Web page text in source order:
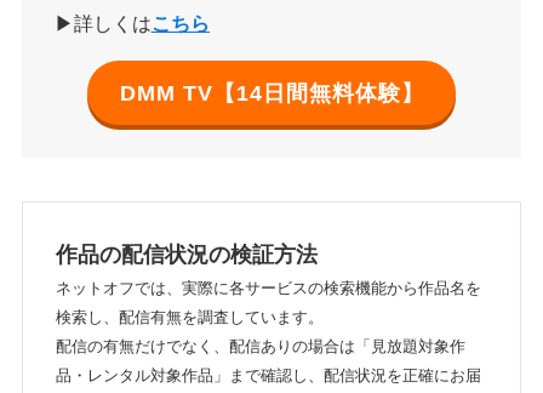
▶詳しくはこちら
DMM TV【14日間無料体験】
作品の配信状況の検証方法
ネットオフでは、実際に各サービスの検索機能から作品名を
検索し、配信有無を調査しています。
配信の有無だけでなく、配信ありの場合は「見放題対象作
品・レンタル対象作品」まで確認し、配信状況を正確にお届